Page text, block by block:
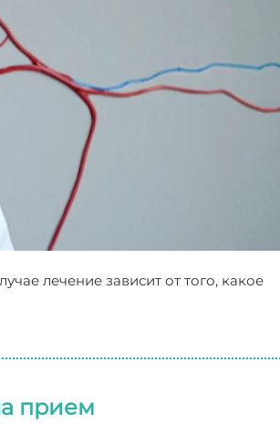
лечение зависит от того, какое
прием